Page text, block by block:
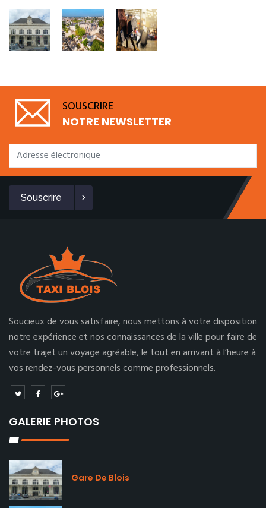
SOUSCRIRE
NOTRE NEWSLETTER
Souscrire
Soucieux de vous satisfaire, nous mettons à votre disposition
notre expérience et nos connaissances de la ville pour faire de
votre trajet un voyage agréable, le tout en arrivant à l’heure à
vos rendez-vous personnels comme professionnels.
GALERIE PHOTOS
Gare De Blois